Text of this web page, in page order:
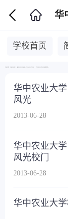
华
学校首页
华中农业大
风光
2013-06-28
华中农业大
风光校门
2013-06-28
华中农业大